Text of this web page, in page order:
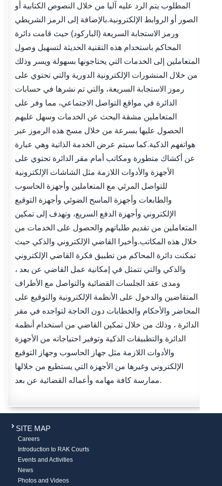
المطلوب يتم الرد عليه آليا من خلال النصوص الكتابية أو
الصور أو الروابط الإلكترونية.بالإضافة إلى الرمز الشريطي
ورمز الاستجابة السريعة (الباركود) حيث قامت دائرة
المحاكم باستخدام هذه التقنية الحديثة لتسهيل وصول
المتعاملين إلى الخدمات التي يحتاجونها بسهولة ويسر وذلك
من خلال المنشورات الإلكترونية الدورية والتي تحتوي على
رموز الاستجابة السريعة، والتي تم نشرها في حسابات
الدائرة في مواقع التواصل الاجتماعي، مما وفر على
المتعاملين مشقة البحث عن الخدمات وسهل عليهم
الحصول عليها بسرعة من خلال مسح هذه الرموز عبر
هواتفهم الذكية.كما سيتم عرض الخدمة الذاتية وهي عبارة
عن أكشاك متطورة ومكاتب أمام مقر الدائرة تحتوي على
الأجهزة والأدوات اللازمة مثل الشاشات الإلكترونية
للتواصل المرئي مع المتعاملين وأجهزة الحاسوب
والطابعات وأجهزة الماسح الضوئي وأجهزة التوقيع
الإلكتروني وأجهزة الدفع السريع، وتهدف إلى تمكين
المتعاملين من تقديم طلباتهم والحصول على الخدمات من
خلال هذه المكاتب.وأخيرا القاضي الإلكتروني والذكي حيث
تمكنت دائرة المحاكم من تطبيق فكرة القاضي الإلكتروني
والذكي والتي تتمثل في إمكانية عمل القاضي عن بعد ،
ومدى عقد الجلسات القضائية والتواصل مع الأطراف
المتقاضين والدخول على الأنظمة الإلكترونية والتوقيع على
المحاضر والأحكام والخطابات دون الحاجة لتواجده في مقر
الدائرة ، وذلك من خلال تمكين القاضي من استخدام أنظمة
الدائرة والتطبيقات الذكية وتوفير احتياجاته من الأجهزة
والأدوات اللازمة مثل جهاز الحاسوب وجهاز التوقيع
الإلكتروني وغيرها من الأجهزة التي يستطيع من خلالها
ممارسة كافة مهامه وأعماله القضائية عن بعد.
SITE MAP
Careers
Introduction to RAK Courts
Events and Activities
News
Photos and Videos